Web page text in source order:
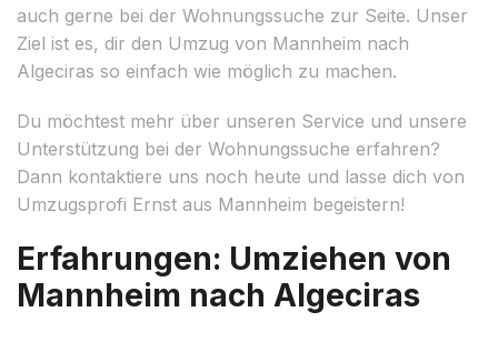
auch gerne bei der Wohnungssuche zur Seite. Unser
Ziel ist es, dir den Umzug von Mannheim nach
Algeciras so einfach wie möglich zu machen.
Du möchtest mehr über unseren Service und unsere
Unterstützung bei der Wohnungssuche erfahren?
Dann kontaktiere uns noch heute und lasse dich von
Umzugsprofi Ernst aus Mannheim begeistern!
Erfahrungen: Umziehen von
Mannheim nach Algeciras